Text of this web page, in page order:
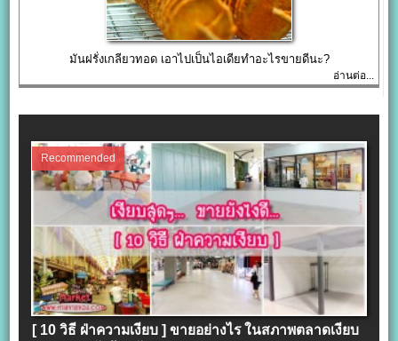
มันฝรั่งเกลียวทอด เอาไปเป็นไอเดียทำอะไรขายดีนะ?
อ่านต่อ...
Recommended
[ 10 วิธี ฝ่าความเงียบ ] ขายอย่างไร ในสภาพตลาดเงียบ